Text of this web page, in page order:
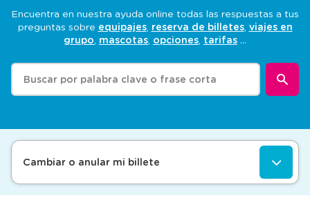
Encuentra en nuestra ayuda online todas las respuestas a tus
preguntas sobre equipajes reserva de billetes viajes en
grupo mascotas opciones tarifas
Al
introducir
valores
de
búsqueda,
se
muestran
Cambiar o anular mi billete